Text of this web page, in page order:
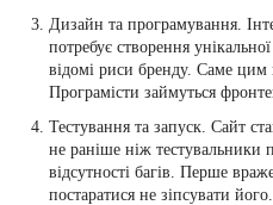
Дизайн та програмування.
потребує створення
відомі риси бренду. Саме цим
Програмісти займуться
Тестування та запуск. Сайт
не раніше ніж тестувальники
відсутності багів. Перше
постаратися не зіпсувати його.